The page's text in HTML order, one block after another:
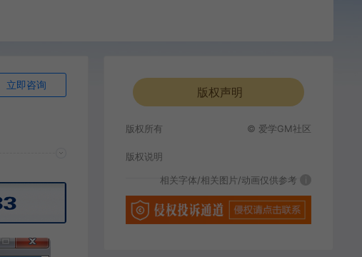
立即咨询
版权声明
版权所有 © 爱学GM社区
版权说明
相关字体/相关图片/动画仅供参考 i